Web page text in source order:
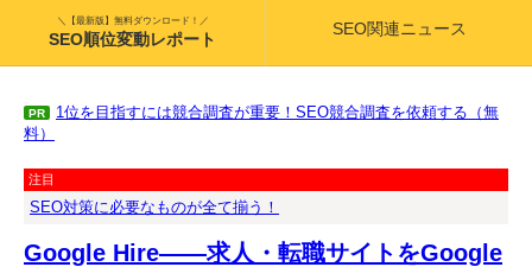
＼【最新版】無料ダウンロード！／
SEO順位変動レポート
SEO関連ニュース
PR
1位を目指すには競合調査が重要！SEO競合調査を依頼する（無
料）
注目
SEO対策に必要なものが全て揃う！
Google Hire――求人・転職サイトをGoogle